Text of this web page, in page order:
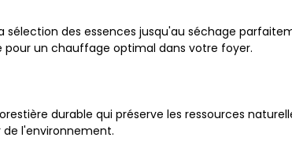
sélection des essences jusqu'au séchage
un chauffage optimal dans votre foyer.
durable qui préserve les ressources
l'environnement.